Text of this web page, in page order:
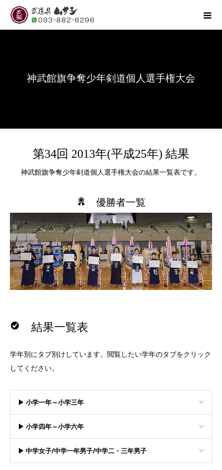
神武館旗争奪少年剣道個人選手権大会
第34回 2013年(平成25年) 結果
神武館旗争奪少年剣道個人選手権大会の結果一覧表です。
優勝者一覧
結果一覧表
学年別にタブ別けしています。閲覧したい学年のタブをクリック
してください。
▶ 小学一年～小学三年
▶ 小学四年～小学六年
▶ 中学女子/中学一年男子/中学二・三年男子